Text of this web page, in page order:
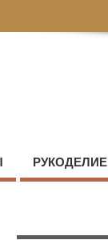
РУКОДЕЛИЕ